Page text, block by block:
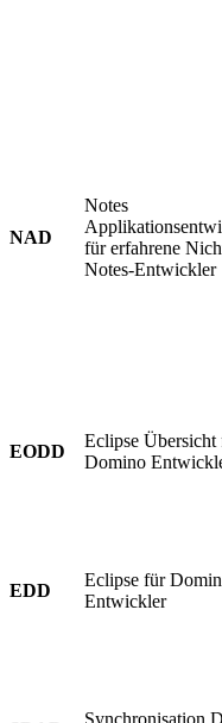
NAD
Notes
für erfahrene
Notes-Entwickler
EODD
Eclipse Übersicht
Domino
EDD
Eclipse für
Entwickler
Synchronisation